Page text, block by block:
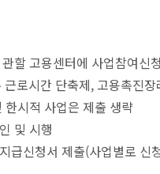
할 고용센터에 사업참여신
근로시간 단축제, 고용촉진
한시적 사업은 제출 생략
및 시행
급신청서 제출(사업별로 신